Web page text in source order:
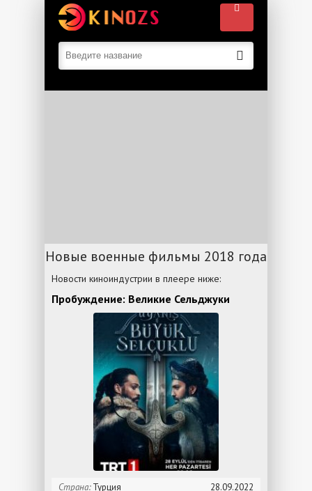
Новые военные фильмы 2018 года
Новости киноиндустрии в плеере ниже:
Пробуждение: Великие Сельджуки
Страна:Турция
28.09.2022